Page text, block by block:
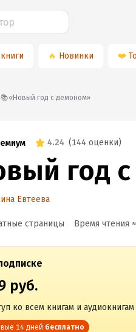
🔥 Новинки ❤️
📚«Новый год с демоном»
4.24 (144 оценки)
год
Евтеева
страницы Время чтения ≈
руб.
ко всем книгам и
14 дней бесплатно